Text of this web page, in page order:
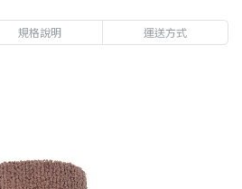
規格說明 運送方式